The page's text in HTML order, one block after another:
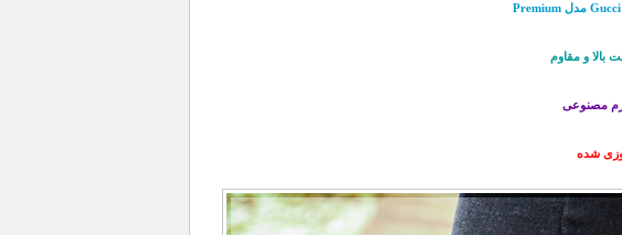
بالا و مقاوم
مصنوعی
شده